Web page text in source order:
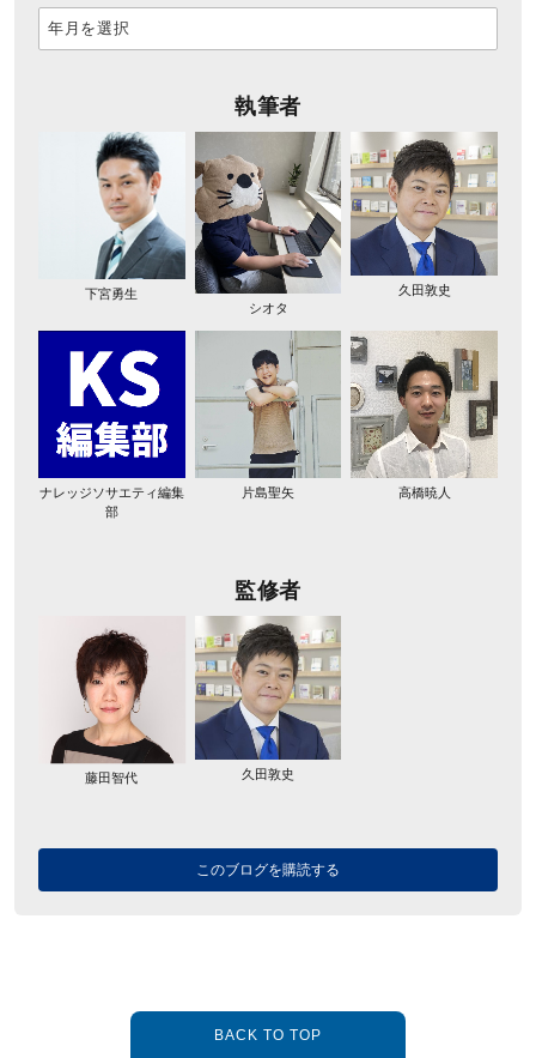
執筆者
下宮勇生
シオタ
久田敦史
ナレッジソサエティ編集
部
片島聖矢 高橋暁人
監修者
藤田智代 久田敦史
このブログを購読する
BACK TO TOP